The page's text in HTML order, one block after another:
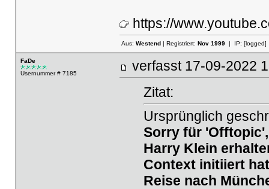
https://
Aus: Westend| Registriert: Nov 1999| IP: [logged]
FaDe
Usernummer # 7185
verfasst 17-09-
Zitat:
Ursprünglich
Sorry für
Harry Klein
Context initiiert
Reise nach